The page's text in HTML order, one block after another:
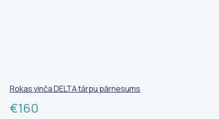
Rokas vinča DELTA tārpu pārnesums
€160